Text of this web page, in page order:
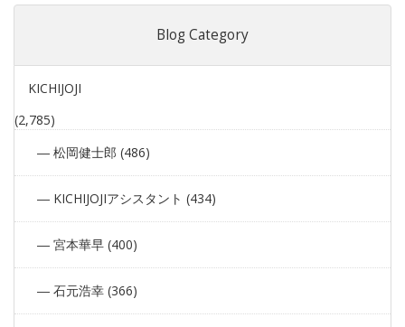
Blog Category
KICHIJOJI
(2,785)
松岡健士郎 (486)
KICHIJOJIアシスタント (434)
宮本華早 (400)
石元浩幸 (366)